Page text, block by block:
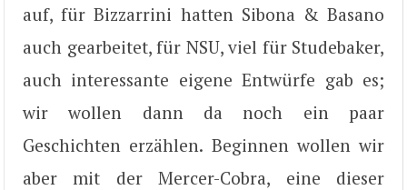
auf, für Bizzarrini hatten Sibona & Basano
auch gearbeitet, für NSU, viel für Studebaker,
auch interessante eigene Entwürfe gab es;
wir wollen dann da noch ein paar
Geschichten erzählen. Beginnen wollen wir
aber mit der Mercer-Cobra, eine dieser